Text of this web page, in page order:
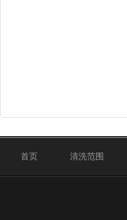
首页 清洗范围